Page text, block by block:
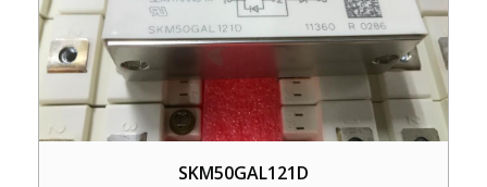
SKM50GAL121D